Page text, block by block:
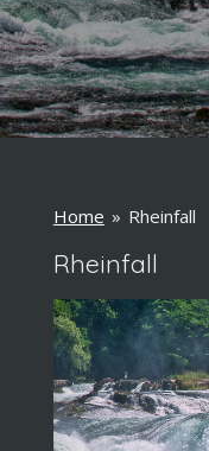
Home » Rheinfall
Rheinfall